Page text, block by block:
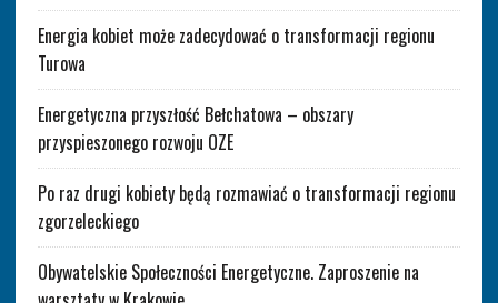
Energia kobiet może zadecydować o transformacji regionu
Turowa
Energetyczna przyszłość Bełchatowa – obszary
przyspieszonego rozwoju OZE
Po raz drugi kobiety będą rozmawiać o transformacji regionu
zgorzeleckiego
Obywatelskie Społeczności Energetyczne. Zaproszenie na